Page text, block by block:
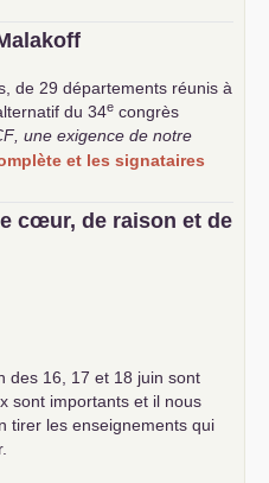
de 29 départements réunis à
du 34e congrès
, une exigence de notre
et les signataires
cœur, de raison et de
des 16, 17 et 18 juin sont
sont importants et il nous
tirer les enseignements qui